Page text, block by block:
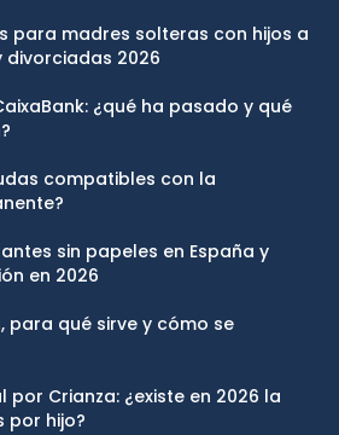
para madres solteras con hijos a
2026
¿qué ha pasado y qué
compatibles con la
sin papeles en España y
en 2026
para qué sirve y cómo se
por Crianza: ¿existe en 2026 la
por hijo?